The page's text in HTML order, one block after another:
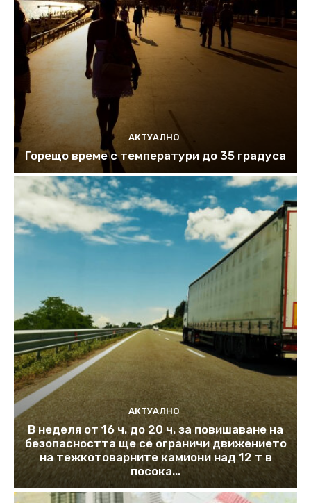
АКТУАЛНО
Горещо време с температури до 35 градуса
АКТУАЛНО
В неделя от 16 ч. до 20 ч. за повишаване на
безопасността ще се ограничи движението
на тежкотоварните камиони над 12 т в
посока...